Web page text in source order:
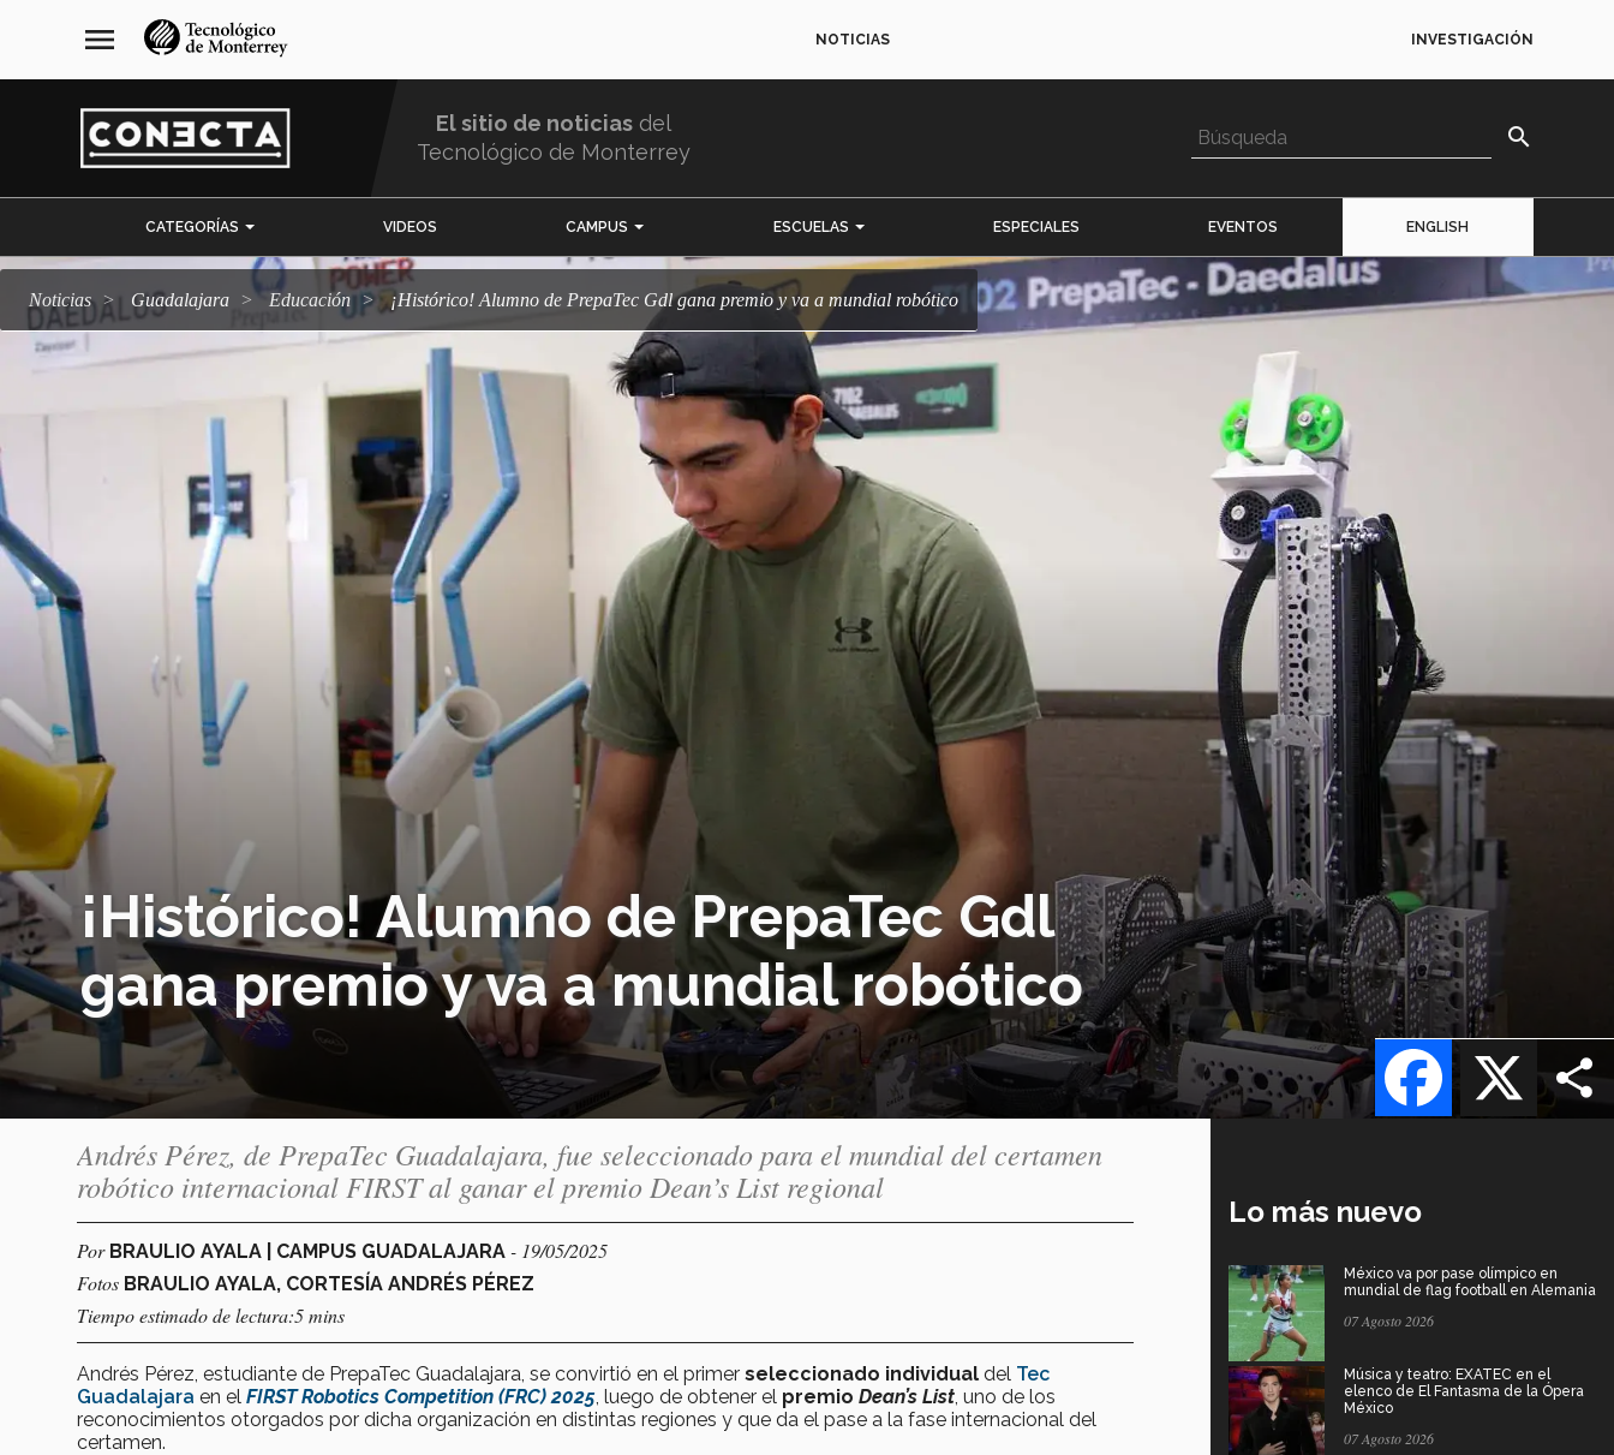
navegación
principal
menu NOTICIAS INVESTIGACIÓN
El sitio de noticias del
Tecnológico de Monterrey
search
CATEGORÍAS VIDEOS CAMPUS ESCUELAS ESPECIALES EVENTOS ENGLISH
Noticias Guadalajara Educación ¡Histórico! Alumno de PrepaTec Gdl gana premio y va a mundial robótico
¡Histórico! Alumno de PrepaTec Gdl
gana premio y va a mundial robótico
X
Facebook
Andrés Pérez, de PrepaTec Guadalajara, fue seleccionado para el mundial del certamen
robótico internacional FIRST al ganar el premio Dean’s List regional
Por BRAULIO AYALA | CAMPUS GUADALAJARA - 19/05/2025
Fotos BRAULIO AYALA, CORTESÍA ANDRÉS PÉREZ
Tiempo estimado de lectura:5 mins
Andrés Pérez, estudiante de PrepaTec Guadalajara, se convirtió en el primer seleccionado individual del Tec
Guadalajara en el FIRST Robotics Competition (FRC) 2025 , luego de obtener el premio Dean’s List , uno de los
reconocimientos otorgados por dicha organización en distintas regiones y que da el pase a la fase internacional del
certamen.
Lo más nuevo
México va por pase olímpico en
mundial de flag football en Alemania
07 Agosto 2026
Música y teatro: EXATEC en el
elenco de El Fantasma de la Ópera
México
07 Agosto 2026